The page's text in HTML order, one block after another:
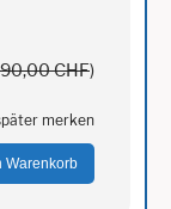
CHF)
merken
Warenkorb